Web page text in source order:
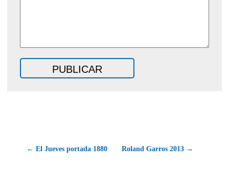
← El Jueves portada 1880 Roland Garros 2013 →